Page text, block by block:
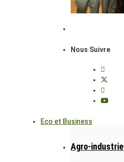
Nous Suivre
Eco et Business
Agro-industrie